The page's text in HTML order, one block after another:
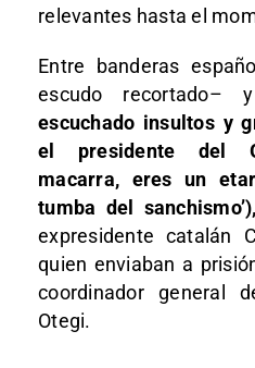
relevantes hasta el
Entre banderas
escudo recortado–
escuchado insultos y
el presidente del
macarra, eres un
tumba del sanchismo’),
expresidente catalán
quien enviaban a
coordinador general
Otegi.